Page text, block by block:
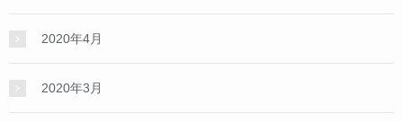
2020年4月
2020年3月